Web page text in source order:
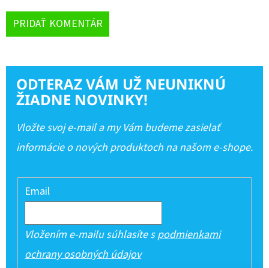
PRIDAŤ KOMENTÁR
ODTERAZ VÁM UŽ NEUNIKNÚ
ŽIADNE NOVINKY!
Vložte svoj e-mail a my Vám budeme zasielať
informácie o nových produktoch na našom e-shope.
Email
Vložením e-mailu súhlasíte spodmienkami
ochrany osobných údajov